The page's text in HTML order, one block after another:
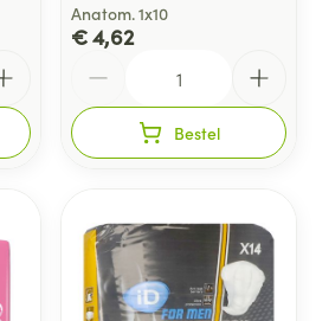
Anatom. 1x10
€ 4,62
Bestel